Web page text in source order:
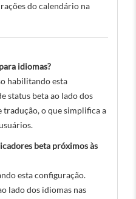
do calendário na
idiomas?
habilitando esta
status beta ao lado dos
tradução, o que simplifica a
beta próximos às
esta configuração.
lado dos idiomas nas